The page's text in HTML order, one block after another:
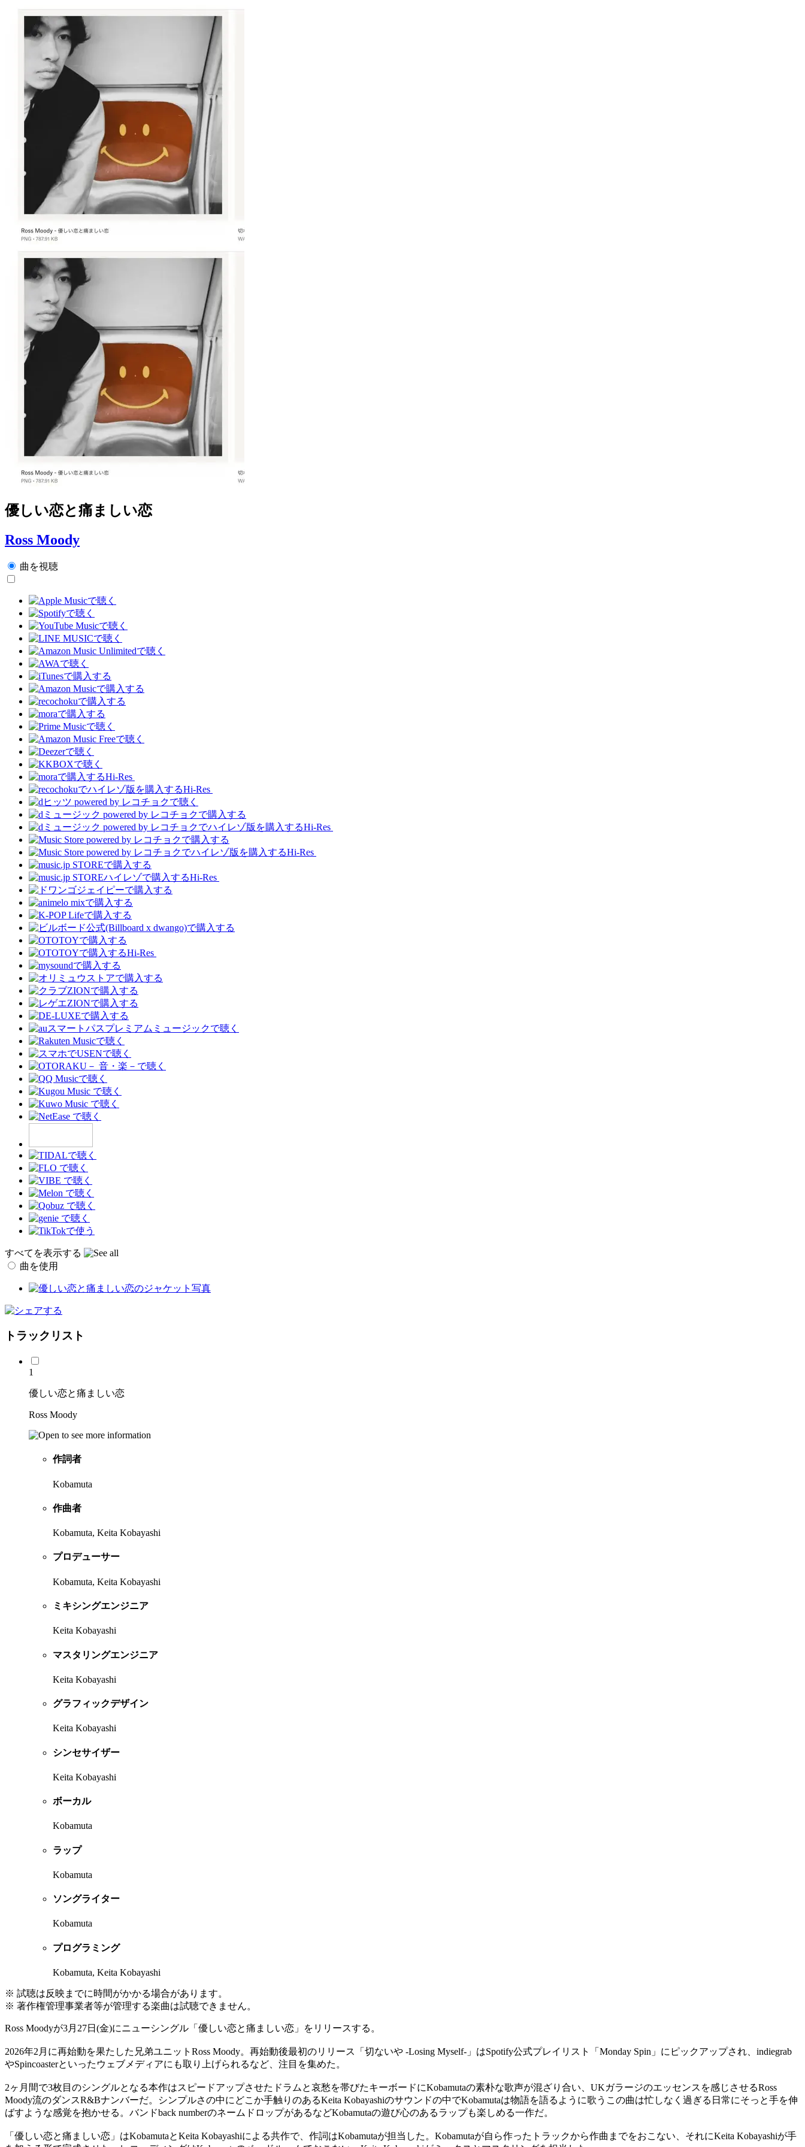
優しい恋と痛ましい恋
Ross Moody
曲を視聴
Hi-Res
Hi-Res
Hi-Res
Hi-Res
Hi-Res
Hi-Res
すべてを表示する
曲を使用
トラックリスト
1
優しい恋と痛ましい恋
Ross Moody
作詞者
Kobamuta
作曲者
Kobamuta, Keita Kobayashi
プロデューサー
Kobamuta, Keita Kobayashi
ミキシングエンジニア
Keita Kobayashi
マスタリングエンジニア
Keita Kobayashi
グラフィックデザイン
Keita Kobayashi
シンセサイザー
Keita Kobayashi
ボーカル
Kobamuta
ラップ
Kobamuta
ソングライター
Kobamuta
プログラミング
Kobamuta, Keita Kobayashi
※ 試聴は反映までに時間がかかる場合があります。
※ 著作権管理事業者等が管理する楽曲は試聴できません。
Ross Moodyが3月27日(金)にニューシングル「優しい恋と痛ましい恋」をリリースする。
2026年2月に再始動を果たした兄弟ユニットRoss Moody。再始動後最初のリリース「切ないや -Losing Myself-」はSpotify公式プレイリスト「Monday Spin」にピックアップされ、indiegrab
やSpincoasterといったウェブメディアにも取り上げられるなど、注目を集めた。
2ヶ月間で3枚目のシングルとなる本作はスピードアップさせたドラムと哀愁を帯びたキーボードにKobamutaの素朴な歌声が混ざり合い、UKガラージのエッセンスを感じさせるRoss
Moody流のダンスR&Bナンバーだ。シンプルさの中にどこか手触りのあるKeita Kobayashiのサウンドの中でKobamutaは物語を語るように歌うこの曲は忙しなく過ぎる日常にそっと手を伸
ばすような感覚を抱かせる。バンドback numberのネームドロップがあるなどKobamutaの遊び心のあるラップも楽しめる一作だ。
「優しい恋と痛ましい恋」はKobamutaとKeita Kobayashiによる共作で、作詞はKobamutaが担当した。Kobamutaが自ら作ったトラックから作曲までをおこない、それにKeita Kobayashiが手